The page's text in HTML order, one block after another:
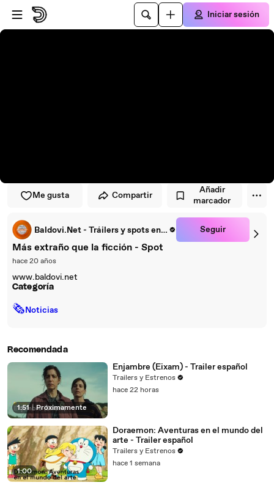
Saltar al reproductor
Saltar al contenido principal
Iniciar sesión
Me gusta Compartir
Añadir
marcador
Baldovi.Net - Tráilers y spots en español Seguir
Más extraño que la ficción - Spot
hace 20 años
www.baldovi.net
Categoría
🗞Noticias
Recomendada
1:51 | Próximamente
Enjambre (Eixam) - Trailer español
Trailers y Estrenos
hace 22 horas
1:00
Doraemon: Aventuras en el mundo del
arte - Trailer español
Trailers y Estrenos
hace 1 semana